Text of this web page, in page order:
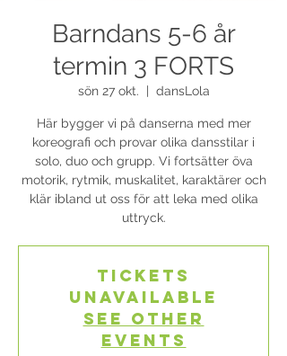
Barndans 5-6 år
termin 3 FORTS
sön 27 okt. dansLola
Här bygger vi på danserna med mer
koreografi och provar olika dansstilar i
solo, duo och grupp. Vi fortsätter öva
motorik, rytmik, muskalitet, karaktärer och
klär ibland ut oss för att leka med olika
uttryck.
Tickets
Unavailable
See other
events